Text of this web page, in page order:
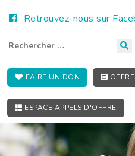
Retrouvez-nous sur
FAIRE UN DON
ESPACE APPELS D'OFFRE